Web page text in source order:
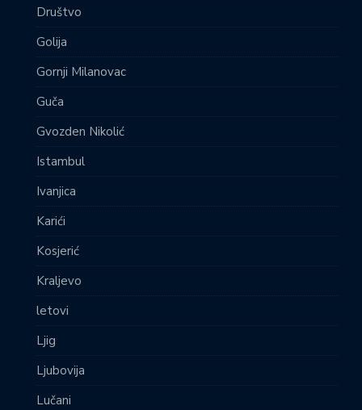
Društvo
Golija
Gornji Milanovac
Guča
Gvozden Nikolić
Istambul
Ivanjica
Karići
Kosjerić
Kraljevo
letovi
Ljig
Ljubovija
Lučani